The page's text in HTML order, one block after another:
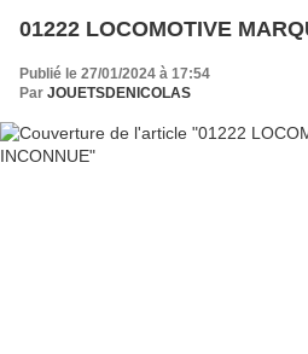
01222 LOCOMOTIVE
Publié le 27/01/2024 à 17:54
Par JOUETSDENICOLAS